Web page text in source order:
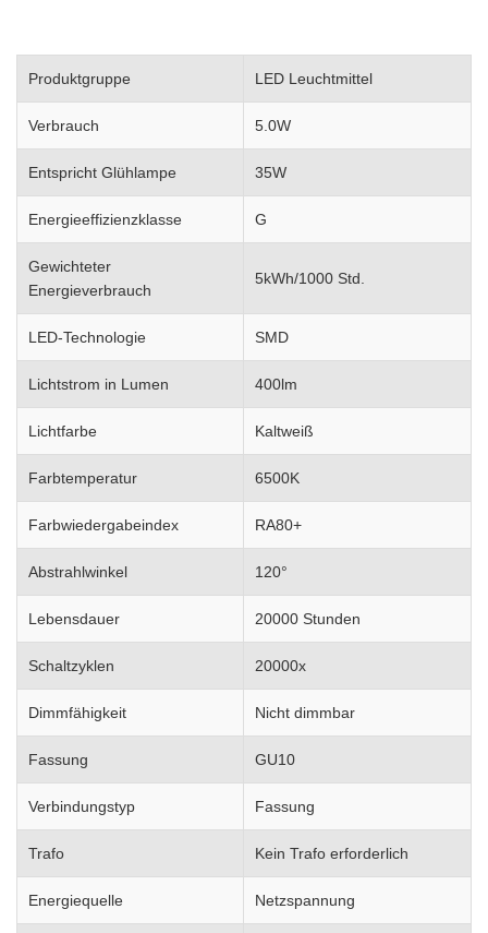
Produktgruppe LED Leuchtmittel
Verbrauch 5.0W
Entspricht Glühlampe 35W
Energieeffizienzklasse G
Gewichteter
Energieverbrauch
5kWh/1000 Std.
LED-Technologie SMD
Lichtstrom in Lumen 400lm
Lichtfarbe Kaltweiß
Farbtemperatur 6500K
Farbwiedergabeindex RA80+
Abstrahlwinkel 120°
Lebensdauer 20000 Stunden
Schaltzyklen 20000x
Dimmfähigkeit Nicht dimmbar
Fassung GU10
Verbindungstyp Fassung
Trafo Kein Trafo erforderlich
Energiequelle Netzspannung